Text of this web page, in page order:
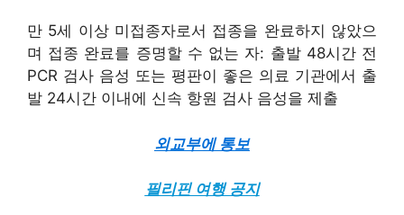
만 5세 이상 미접종자로서 접종을 완료하지 않았으
며 접종 완료를 증명할 수 없는 자: 출발 48시간 전
PCR 검사 음성 또는 평판이 좋은 의료 기관에서 출
발 24시간 이내에 신속 항원 검사 음성을 제출
외교부에 통보
필리핀 여행 공지